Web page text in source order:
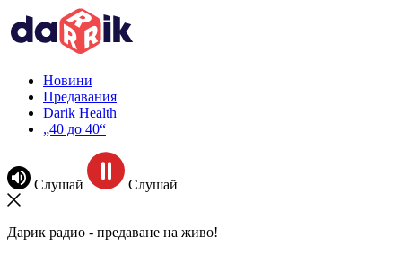
Новини
Предавания
Darik Health
„40 до 40“
Слушай Слушай
Дарик радио - предаване на живо!